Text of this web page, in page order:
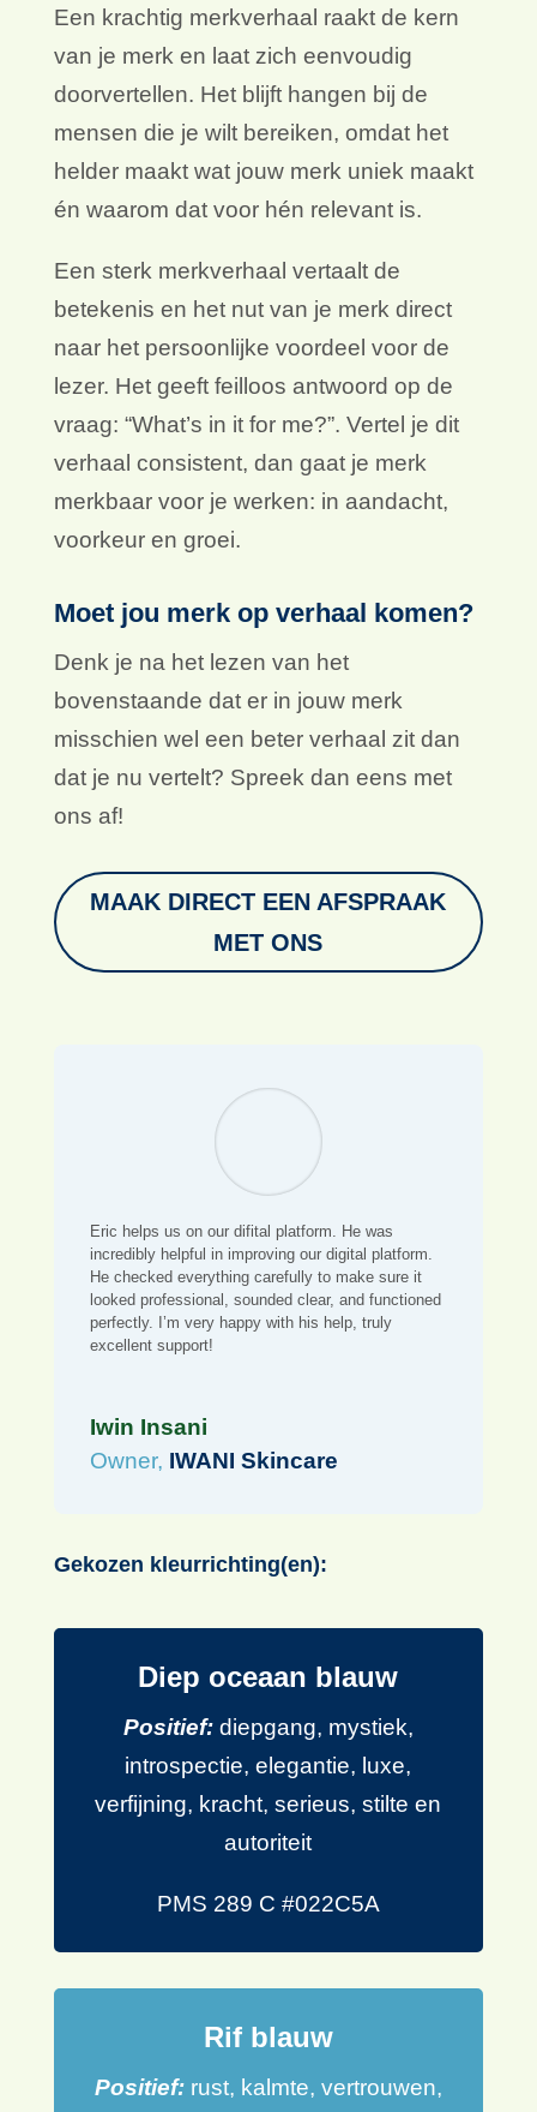
Met een goed merkverhaal doet je
van je merk en laat zich eenvoudig
doorvertellen. Het blijft hangen bij de
mensen die je wilt bereiken, omdat het
helder maakt wat jouw merk uniek maakt
én waarom dat voor hén relevant is.
Een sterk merkverhaal vertaalt de
betekenis en het nut van je merk direct
lezer. Het geeft feilloos antwoord op de
vraag: “What’s in it for me?”. Vertel je dit
verhaal consistent, dan gaat je merk
merkbaar voor je werken: in aandacht,
voorkeur en groei.
Denk je na het lezen van het
bovenstaande dat er in jouw merk
misschien wel een beter verhaal zit dan
MAAK DIRECT EEN AFSPRAAK
MET ONS
Eric helps us on our difital platform. He was
incredibly helpful in improving our digital platform.
excellent support!
Owner, IWANI Skincare
Diep oceaan blauw
Positief:diepgang, mystiek,
introspectie, elegantie, luxe,
verfijning, kracht, serieus, stilte en